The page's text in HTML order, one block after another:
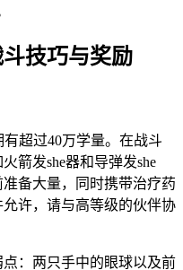
技巧与奖励
有超过40万学量。在战斗
箭发she器和导弹发she
备大量，同时携带治疗药
许，请与高等级的伙伴协
：两只手中的眼球以及前